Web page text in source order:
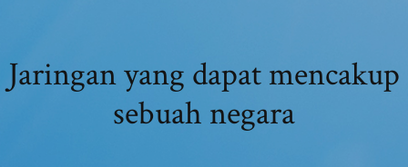
Jaringan yang dapat mencakup
sebuah negara